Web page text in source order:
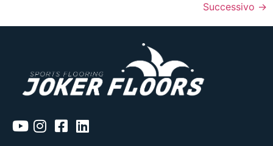
Successivo →